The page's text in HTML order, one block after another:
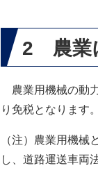
2 農業
農業用機械の動
り免税となります
（注）農業用機
し、道路運送車両